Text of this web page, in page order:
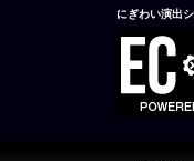
にぎわい演出